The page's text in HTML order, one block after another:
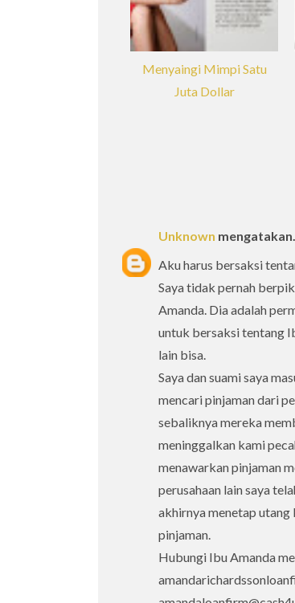
Menyaingi Mimpi Satu
Juta Dollar
Unknown
Aku harus bersaksi
Saya tidak pernah
Amanda. Dia adalah
untuk bersaksi tentang
lain bisa.
Saya dan suami saya
mencari pinjaman dari
sebaliknya mereka
meninggalkan kami
menawarkan pinjaman
perusahaan lain saya
akhirnya menetap utang
pinjaman.
Hubungi Ibu Amanda